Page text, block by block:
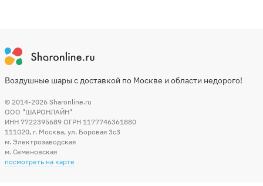
Воздушные шары с доставкой по Москве и области недорого!
© 2014-2026 Sharonline.ru
ООО "ШАРОНЛАЙН"
ИНН 7722395689 ОГРН 1177746361880
111020, г. Москва, ул. Боровая 3c3
м. Электрозаводская
м. Семеновская
посмотреть на карте